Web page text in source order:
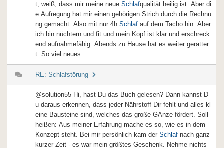
t, weiß, dass mir meine neue Schlafqualität heilig ist. Aber di
e Aufregung hat mir einen gehörigen Strich durch die Rechnu
ng gemacht. Also mit nur 4h Schlaf auf dem Tacho hin. Aber
ich bin nüchtern und fit und mein Kopf ist klar und erschreck
end aufnahmefähig. Abends zu Hause hat es weiter geratter
t. So viel neues. ...
RE: Schlafstörung
@solution55 Hi, hast Du das Buch gelesen? Dann kannst D
u daraus erkennen, dass jeder Nährstoff Dir fehlt und alles kl
eine Bausteine sind, welches das große GAnze fördert. Soll
heißen: Aus meiner Erfahrung mache es so, wie es in dem
Konzept steht. Bei mir persönlich kam der Schlaf nach ganz
kurzer Zeit - es war mein größtes Geschenk. Nehme nichts